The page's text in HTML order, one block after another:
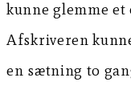
kunne glemme
Afskriveren
en sætning to